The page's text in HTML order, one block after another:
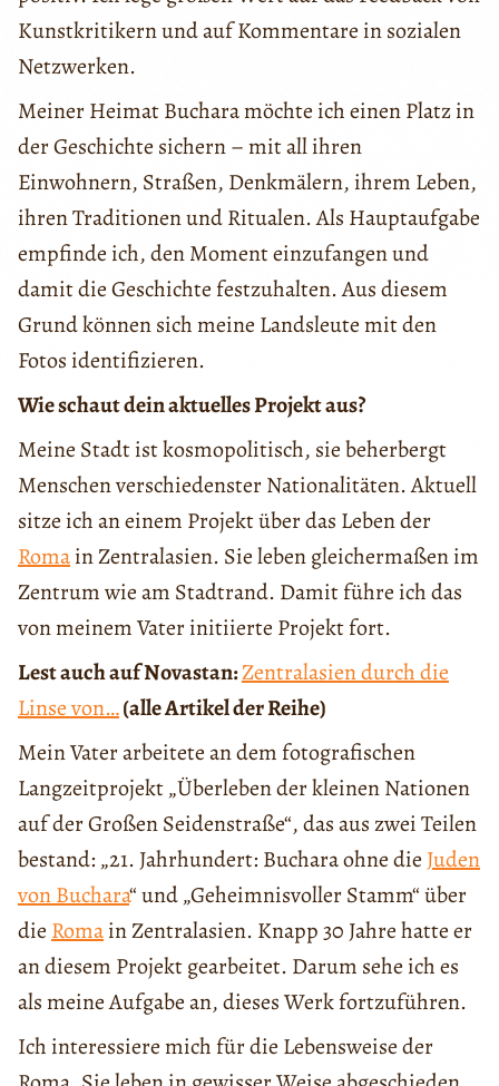
Kunstkritikern und auf Kommentare in sozialen
Netzwerken.
Meiner Heimat Buchara möchte ich einen Platz in
der Geschichte sichern – mit all ihren
Einwohnern, Straßen, Denkmälern, ihrem Leben,
ihren Traditionen und Ritualen. Als Hauptaufgabe
empfinde ich, den Moment einzufangen und
damit die Geschichte festzuhalten. Aus diesem
Grund können sich meine Landsleute mit den
Fotos identifizieren.
Wie schaut dein aktuelles Projekt aus?
Meine Stadt ist kosmopolitisch, sie beherbergt
Menschen verschiedenster Nationalitäten. Aktuell
sitze ich an einem Projekt über das Leben der
Romain Zentralasien. Sie leben gleichermaßen im
Zentrum wie am Stadtrand. Damit führe ich das
von meinem Vater initiierte Projekt fort.
Lest auch auf Novastan:Zentralasien durch die
Linse von…(alle Artikel der Reihe)
Mein Vater arbeitete an dem fotografischen
Langzeitprojekt „Überleben der kleinen Nationen
auf der Großen Seidenstraße“, das aus zwei Teilen
bestand: „21. Jahrhundert: Buchara ohne die Juden
von Buchara“ und „Geheimnisvoller Stamm“ über
die Romain Zentralasien. Knapp 30 Jahre hatte er
an diesem Projekt gearbeitet. Darum sehe ich es
als meine Aufgabe an, dieses Werk fortzuführen.
Ich interessiere mich für die Lebensweise der